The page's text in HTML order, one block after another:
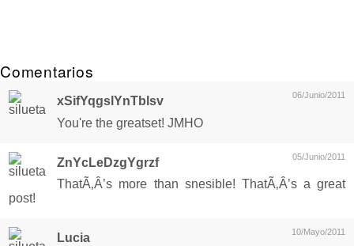
Comentarios
06/Junio/2011
xSifYqgslYnTblsv
You're the greatset! JMHO
05/Junio/2011
ZnYcLeDzgYgrzf
ThatÃ‚Â’s more than snesible! ThatÃ‚Â’s a great
post!
10/Mayo/2011
Lucia